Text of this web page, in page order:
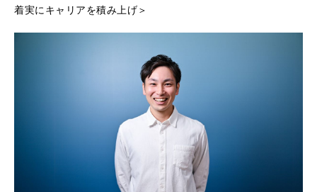
着実にキャリアを積み上げ＞